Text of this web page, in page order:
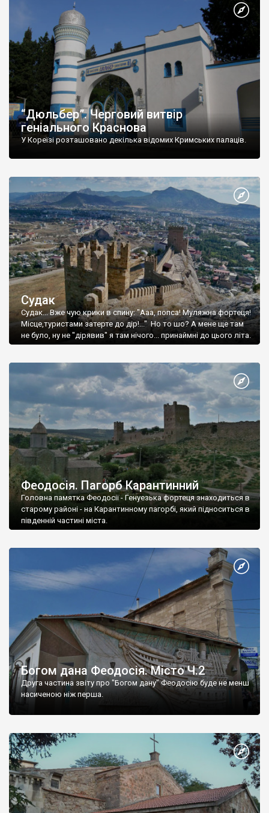
“Дюльбер”. Черговий витвір
геніального Краснова
У Кореїзі розташовано декілька відомих Кримських палаців.
Судак
Судак... Вже чую крики в спину: "Ааа, попса! Муляжна фортеця!
Місце,туристами затерте до дір!..." Но то шо? А мене ще там
не було, ну не "дірявив" я там нічого... принаймні до цього літа.
Феодосія. Пагорб Карантинний
Головна памятка Феодосії - Генуезька фортеця знаходиться в
старому районі - на Карантинному пагорбі, який підноситься в
південній частині міста.
Богом дана Феодосія. Місто Ч.2
Друга частина звіту про "Богом дану" Феодосію буде не менш
насиченою ніж перша.